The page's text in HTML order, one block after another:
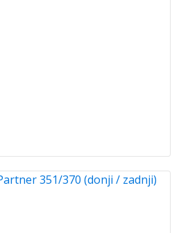
351/370 (donji / zadnji)